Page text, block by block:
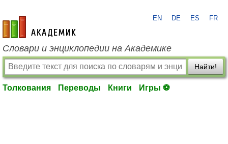
academic.ru
EN DE ES FR
Словари и энциклопедии на Академике
Найти!
Толкования Переводы Книги Игры ⚽